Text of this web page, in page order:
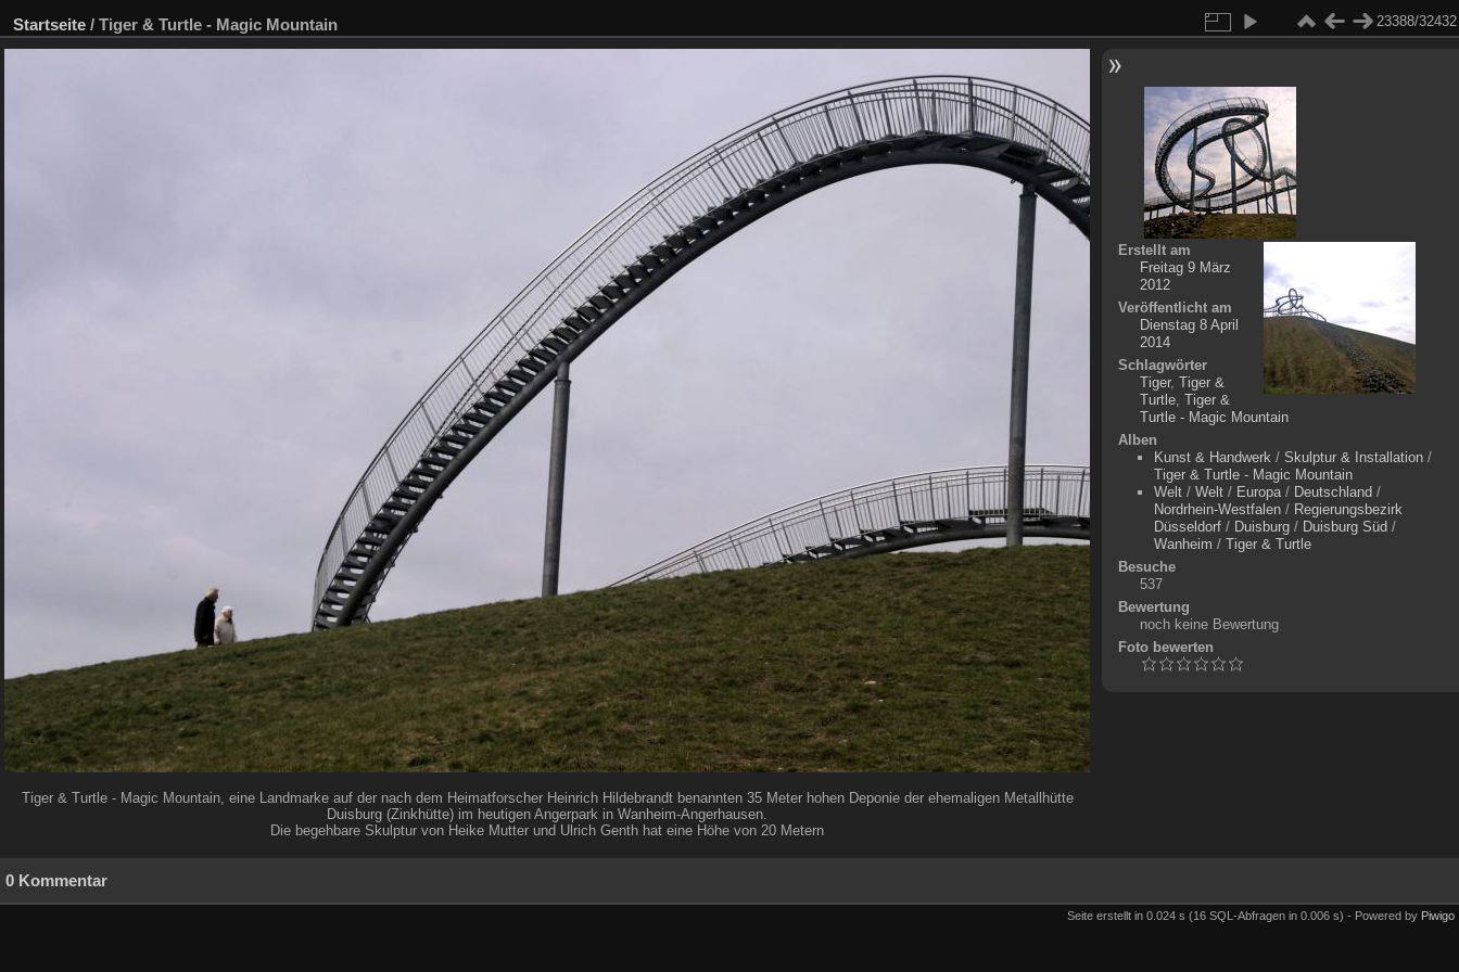
Startseite / Tiger & Turtle - Magic Mountain 23388/32432
Tiger & Turtle - Magic Mountain, eine Landmarke auf der nach dem Heimatforscher Heinrich Hildebrandt benannten 35 Meter hohen Deponie der ehemaligen Metallhütte
Duisburg (Zinkhütte) im heutigen Angerpark in Wanheim-Angerhausen.
Die begehbare Skulptur von Heike Mutter und Ulrich Genth hat eine Höhe von 20 Metern
Erstellt am
Freitag 9 März
2012
Veröffentlicht am
Dienstag 8 April
2014
Schlagwörter
Tiger, Tiger &
Turtle, Tiger &
Turtle - Magic Mountain
Alben
Kunst & Handwerk/ Skulptur & Installation/
Tiger & Turtle - Magic Mountain
Welt/ Welt/ Europa/ Deutschland /
Nordrhein-Westfalen/ Regierungsbezirk
Düsseldorf/ Duisburg/ Duisburg Süd /
Wanheim / Tiger & Turtle
Besuche
537
Bewertung
noch keine Bewertung
Foto bewerten
0 Kommentar
Seite erstellt in 0.024 s (16 SQL-Abfragen in 0.006 s) - Powered by Piwigo